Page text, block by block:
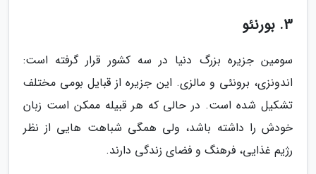
3. بورنئو
سومین جزیره بزرگ دنیا در سه کشور قرار گرفته است:
اندونزی، برونئی و مالزی. این جزیره از قبایل بومی مختلف
تشکیل شده است. در حالی که هر قبیله ممکن است زبان
خودش را داشته باشد، ولی همگی شباهت هایی از نظر
رژیم غذایی، فرهنگ و فضای زندگی دارند.